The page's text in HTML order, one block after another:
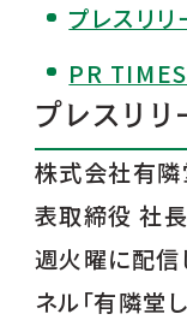
プレスリ
PR
プレスリ
株式会社有
表取締役 社
週火曜に配
ネル「有隣堂